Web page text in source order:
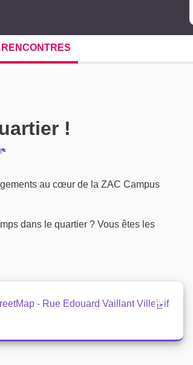
RENCONTRES
!
au cœur de la ZAC Campus
dans le quartier ? Vous êtes les